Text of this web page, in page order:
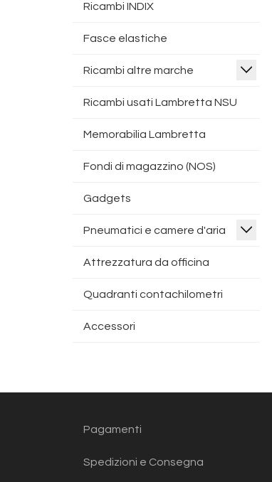
Ricambi INDIX
Fasce elastiche
Ricambi altre marche
Ricambi usati Lambretta NSU
Memorabilia Lambretta
Fondi di magazzino (NOS)
Gadgets
Pneumatici e camere d'aria
Attrezzatura da officina
Quadranti contachilometri
Accessori
Pagamenti
Spedizioni e Consegna